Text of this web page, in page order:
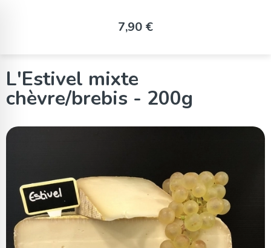
L'Estivel mixte
chèvre/brebis - 200g
7,90 €